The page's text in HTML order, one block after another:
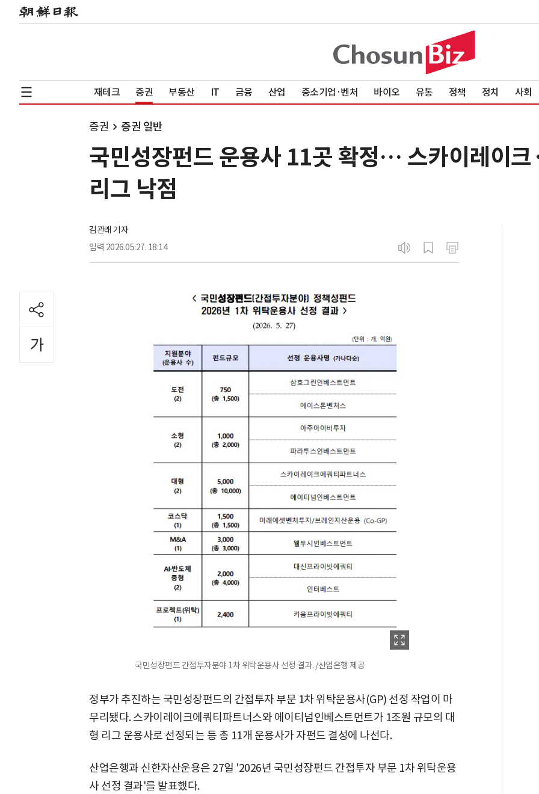
재테크 증권 부동산 IT 금융 산업 중소기업·벤처 바이오 유통 정책 정치 사회
증권 증권 일반
국민성장펀드 운용사 11곳 확정… 스카이레이크
리그 낙점
김관래 기자
입력 2026.05.27. 18:14
국민성장펀드 간접투자분야 1차 위탁운용사 선정 결과. /산업은행 제공
정부가 추진하는 국민성장펀드의 간접투자 부문 1차 위탁운용사(GP) 선정 작업이 마
무리됐다. 스카이레이크에쿼티파트너스와 에이티넘인베스트먼트가 1조원 규모의 대
형 리그 운용사로 선정되는 등 총 11개 운용사가 자펀드 결성에 나선다.
산업은행과 신한자산운용은 27일 '2026년 국민성장펀드 간접투자 부문 1차 위탁운용
사 선정 결과'를 발표했다.